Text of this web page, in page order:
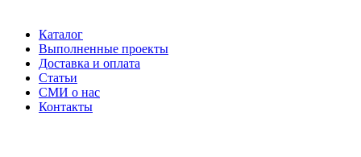
Каталог
Выполненные проекты
Доставка и оплата
Статьи
СМИ о нас
Контакты